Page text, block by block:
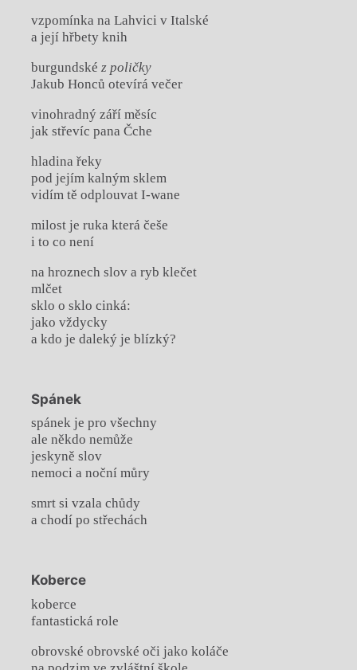
vzpomínka na Lahvici v Italské
a její hřbety knih
burgundské z poličky
Jakub Honců otevírá večer
vinohradný září měsíc
jak střevíc pana Čche
hladina řeky
pod jejím kalným sklem
vidím tě odplouvat I-wane
milost je ruka která češe
i to co není
na hroznech slov a ryb klečet
mlčet
sklo o sklo cinká:
jako vždycky
a kdo je daleký je blízký?
Spánek
spánek je pro všechny
ale někdo nemůže
jeskyně slov
nemoci a noční můry
smrt si vzala chůdy
a chodí po střechách
Koberce
koberce
fantastická role
obrovské obrovské oči jako koláče